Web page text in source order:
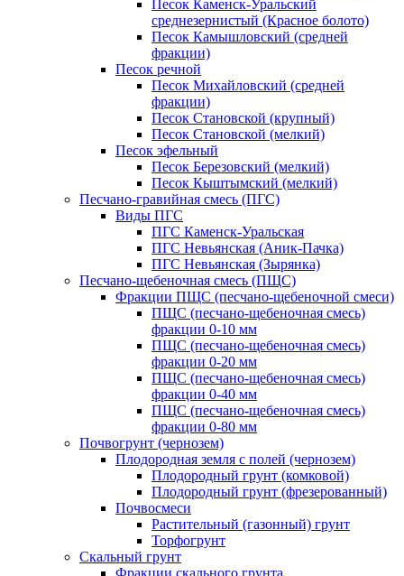
Песок Каменск-Уральский
среднезернистый (Красное болото)
Песок Камышловский (средней
фракции)
Песок речной
Песок Михайловский (средней
фракции)
Песок Становской (крупный)
Песок Становской (мелкий)
Песок эфельный
Песок Березовский (мелкий)
Песок Кыштымский (мелкий)
Песчано-гравийная смесь (ПГС)
Виды ПГС
ПГС Каменск-Уральская
ПГС Невьянская (Аник-Пачка)
ПГС Невьянская (Зырянка)
Песчано-щебеночная смесь (ПЩС)
Фракции ПЩС (песчано-щебеночной смеси)
ПЩС (песчано-щебеночная смесь)
фракции 0-10 мм
ПЩС (песчано-щебеночная смесь)
фракции 0-20 мм
ПЩС (песчано-щебеночная смесь)
фракции 0-40 мм
ПЩС (песчано-щебеночная смесь)
фракции 0-80 мм
Почвогрунт (чернозем)
Плодородная земля с полей (чернозем)
Плодородный грунт (комковой)
Плодородный грунт (фрезерованный)
Почвосмеси
Растительный (газонный) грунт
Торфогрунт
Скальный грунт
Фракции скального грунта